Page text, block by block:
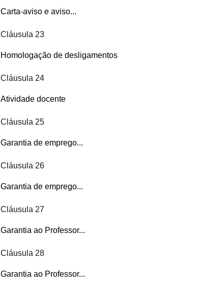
Carta-aviso e aviso...
Cláusula 23
Homologação de desligamentos
Cláusula 24
Atividade docente
Cláusula 25
Garantia de emprego...
Cláusula 26
Garantia de emprego...
Cláusula 27
Garantia ao Professor...
Cláusula 28
Garantia ao Professor...